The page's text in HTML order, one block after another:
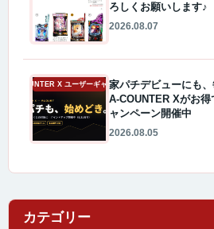
ろしくお願いします♪
2026.08.07
A-COUNTER X ユーザーギャラリー家パチデビューにも
A-COUNTER Xがお
ャンペーン開催中
2026.08.05
カテゴリー